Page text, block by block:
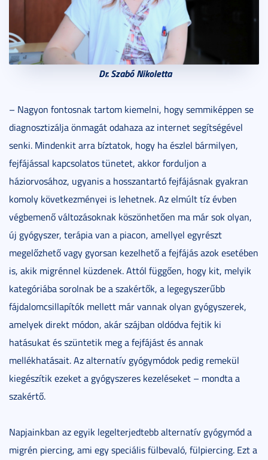
Dr. Szabó Nikoletta
– Nagyon fontosnak tartom kiemelni, hogy semmiképpen se
diagnosztizálja önmagát odahaza az internet segítségével
senki. Mindenkit arra bíztatok, hogy ha észlel bármilyen,
fejfájással kapcsolatos tünetet, akkor forduljon a
háziorvosához, ugyanis a hosszantartó fejfájásnak gyakran
komoly következményei is lehetnek. Az elmúlt tíz évben
végbemenő változásoknak köszönhetően ma már sok olyan,
új gyógyszer, terápia van a piacon, amellyel egyrészt
megelőzhető vagy gyorsan kezelhető a fejfájás azok esetében
is, akik migrénnel küzdenek. Attól függően, hogy kit, melyik
kategóriába sorolnak be a szakértők, a legegyszerűbb
fájdalomcsillapítók mellett már vannak olyan gyógyszerek,
amelyek direkt módon, akár szájban oldódva fejtik ki
hatásukat és szüntetik meg a fejfájást és annak
mellékhatásait. Az alternatív gyógymódok pedig remekül
kiegészítik ezeket a gyógyszeres kezeléseket – mondta a
szakértő.
Napjainkban az egyik legelterjedtebb alternatív gyógymód a
migrén piercing, ami egy speciális fülbevaló, fülpiercing. Ezt a